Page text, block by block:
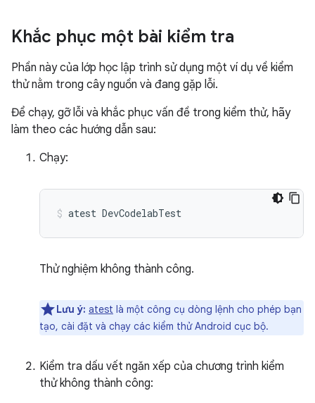
Khắc phục một bài kiểm tra
Phần này của lớp học lập trình sử dụng một ví dụ về kiểm
thử nằm trong cây nguồn và đang gặp lỗi.
Để chạy, gỡ lỗi và khắc phục vấn đề trong kiểm thử, hãy
làm theo các hướng dẫn sau:
Chạy:
atest DevCodelabTest
Thử nghiệm không thành công.
Lưu ý: atest là một công cụ dòng lệnh cho phép bạn
tạo, cài đặt và chạy các kiểm thử Android cục bộ.
Kiểm tra dấu vết ngăn xếp của chương trình kiểm
thử không thành công: